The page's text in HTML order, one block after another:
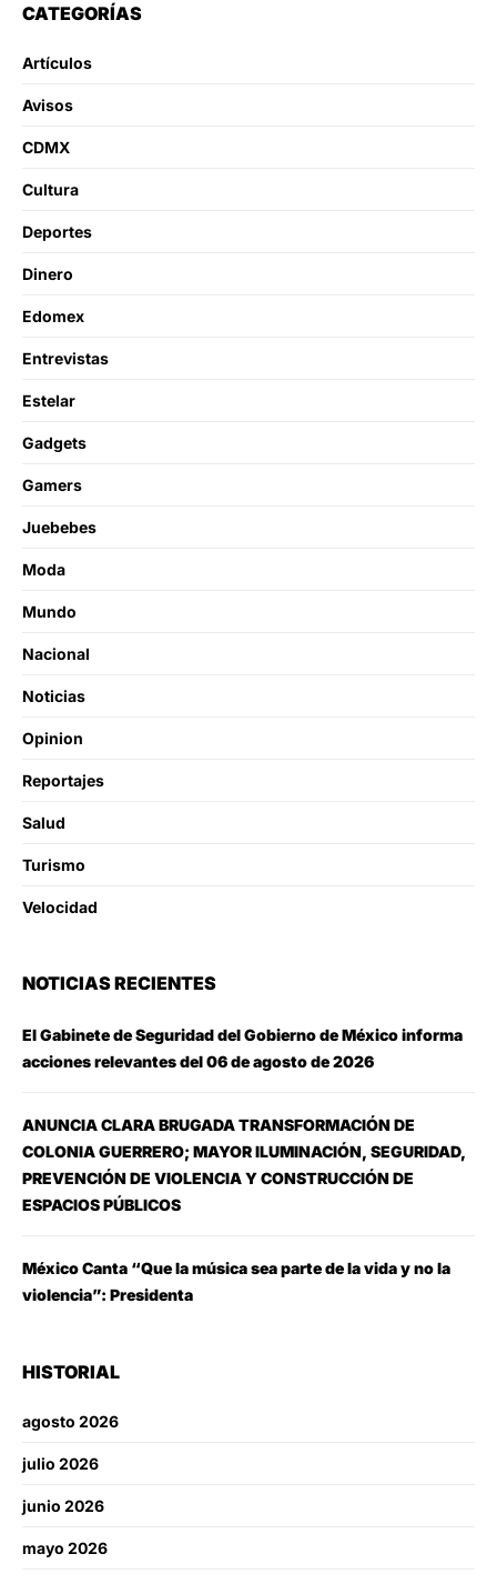
CATEGORÍAS
Artículos
Avisos
CDMX
Cultura
Deportes
Dinero
Edomex
Entrevistas
Estelar
Gadgets
Gamers
Juebebes
Moda
Mundo
Nacional
Noticias
Opinion
Reportajes
Salud
Turismo
Velocidad
NOTICIAS RECIENTES
El Gabinete de Seguridad del Gobierno de México informa
acciones relevantes del 06 de agosto de 2026
ANUNCIA CLARA BRUGADA TRANSFORMACIÓN DE
COLONIA GUERRERO; MAYOR ILUMINACIÓN, SEGURIDAD,
PREVENCIÓN DE VIOLENCIA Y CONSTRUCCIÓN DE
ESPACIOS PÚBLICOS
México Canta “Que la música sea parte de la vida y no la
violencia”: Presidenta
HISTORIAL
agosto 2026
julio 2026
junio 2026
mayo 2026